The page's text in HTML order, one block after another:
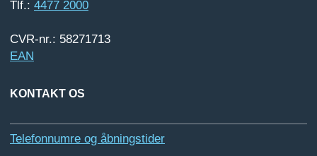
Tlf.: 4477 2000
CVR-nr.: 58271713
EAN
KONTAKT OS
Telefonnumre og åbningstider